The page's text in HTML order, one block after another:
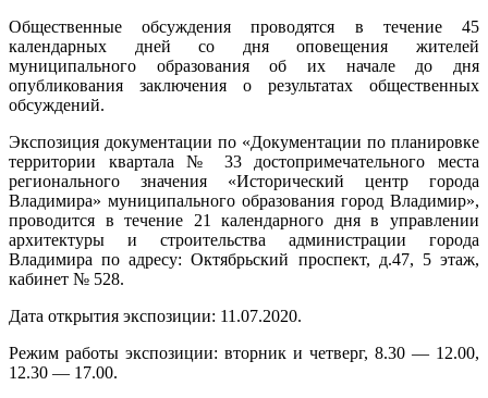
Общественные обсуждения проводятся в течение 45
календарных дней со дня оповещения жителей
муниципального образования об их начале до дня
опубликования заключения о результатах общественных
обсуждений.
Экспозиция документации по «Документации по планировке
территории квартала № 33 достопримечательного места
регионального значения «Исторический центр города
Владимира» муниципального образования город Владимир»,
проводится в течение 21 календарного дня в управлении
архитектуры и строительства администрации города
Владимира по адресу: Октябрьский проспект, д.47, 5 этаж,
кабинет № 528.
Дата открытия экспозиции: 11.07.2020.
Режим работы экспозиции: вторник и четверг, 8.30 — 12.00,
12.30 — 17.00.